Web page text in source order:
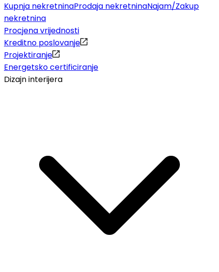
Kupnja nekretninaProdaja nekretninaNajam/Zakup
nekretnina
Procjena vrijednosti
Kreditno poslovanje
Projektiranje
Energetsko certificiranje
Dizajn interijera